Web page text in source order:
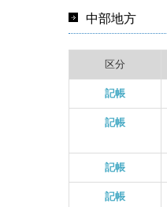
中部地方
区分
記帳
記帳
記帳
記帳